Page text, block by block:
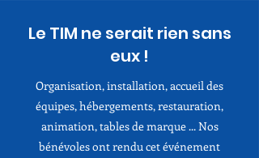
Le TIM ne serait rien sans
eux !
Organisation, installation, accueil des
équipes, hébergements, restauration,
animation, tables de marque ... Nos
bénévoles ont rendu cet événement